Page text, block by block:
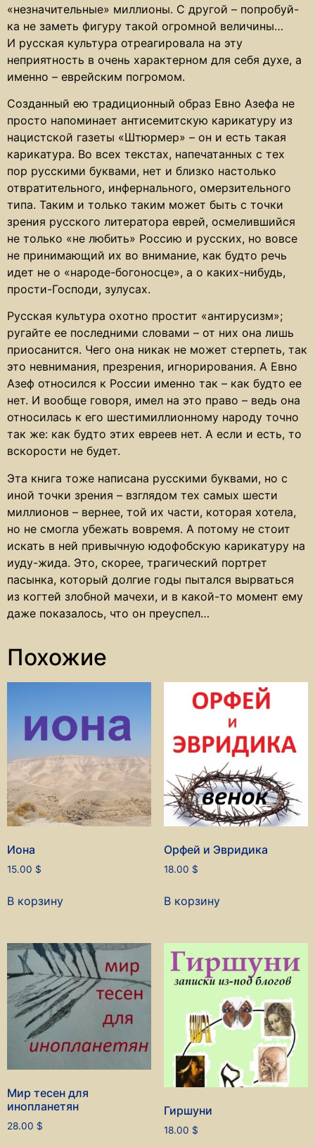
«незначительные» миллионы. С другой – попробуй-
ка не заметь фигуру такой огромной величины…
И русская культура отреагировала на эту
неприятность в очень характерном для себя духе, а
именно – еврейским погромом.
Созданный ею традиционный образ Евно Азефа не
просто напоминает антисемитскую карикатуру из
нацистской газеты «Штюрмер» – он и есть такая
карикатура. Во всех текстах, напечатанных с тех
пор русскими буквами, нет и близко настолько
отвратительного, инфернального, омерзительного
типа. Таким и только таким может быть с точки
зрения русского литератора еврей, осмелившийся
не только «не любить» Россию и русских, но вовсе
не принимающий их во внимание, как будто речь
идет не о «народе-богоносце», а о каких-нибудь,
прости-Господи, зулусах.
Русская культура охотно простит «антирусизм»;
ругайте ее последними словами – от них она лишь
приосанится. Чего она никак не может стерпеть, так
это невнимания, презрения, игнорирования. А Евно
Азеф относился к России именно так – как будто ее
нет. И вообще говоря, имел на это право – ведь она
относилась к его шестимиллионному народу точно
так же: как будто этих евреев нет. А если и есть, то
вскорости не будет.
Эта книга тоже написана русскими буквами, но с
иной точки зрения – взглядом тех самых шести
миллионов – вернее, той их части, которая хотела,
но не смогла убежать вовремя. А потому не стоит
искать в ней привычную юдофобскую карикатуру на
иуду-жида. Это, скорее, трагический портрет
пасынка, который долгие годы пытался вырваться
из когтей злобной мачехи, и в какой-то момент ему
даже показалось, что он преуспел…
Похожие
Иона
15.00 $
В корзину
Орфей и Эвридика
18.00 $
В корзину
Мир тесен для
инопланетян
28.00 $
Гиршуни
18.00 $